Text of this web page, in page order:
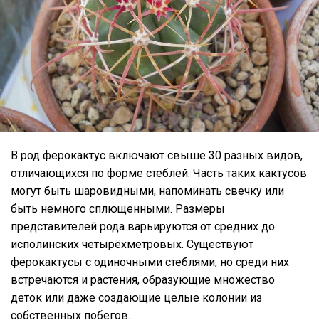
В род ферокактус включают свыше 30 разных видов,
отличающихся по форме стеблей. Часть таких кактусов
могут быть шаровидными, напоминать свечку или
быть немного сплющенными. Размеры
представителей рода варьируются от средних до
исполинских четырёхметровых. Существуют
ферокактусы с одиночными стеблями, но среди них
встречаются и растения, образующие множество
деток или даже создающие целые колонии из
собственных побегов.